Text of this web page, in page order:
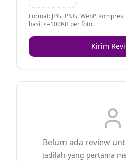
Format: JPG, PNG, WebP.
hasil <=100KB per foto.
Kirim
Belum ada review
Jadilah yang pertama